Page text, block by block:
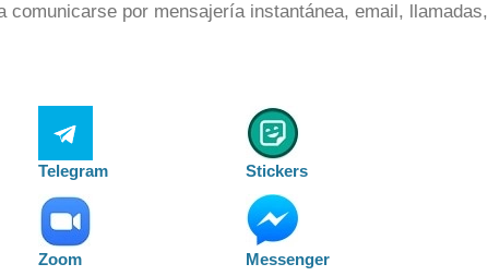
comunicarse por mensajería instantánea, email, llamadas,
Telegram Stickers
Zoom Messenger